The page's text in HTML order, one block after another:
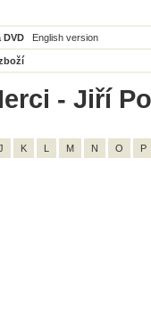
DVD English version
- Jiří
K L M N O P